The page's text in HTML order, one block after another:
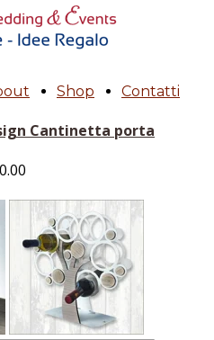
Shop Contatti
Cantinetta porta